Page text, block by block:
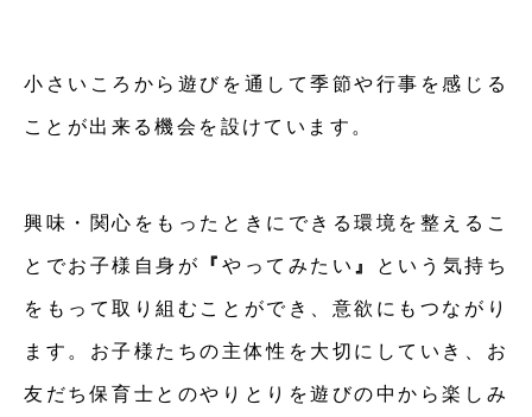
小さいころから遊びを通して季節や行事を感じる
ことが出来る機会を設けています。
興味・関心をもったときにできる環境を整えるこ
とでお子様自身が 『 やってみたい 』 という気持ち
をもって取り組むことができ、意欲にもつながり
ます。お子様たちの主体性を大切にしていき、お
友だち保育士とのやりとりを遊びの中から楽しみ